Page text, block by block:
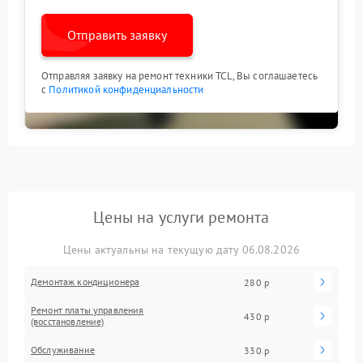
Отправить заявку
Отправляя заявку на ремонт техники TCL, Вы соглашаетесь
с Политикой конфиденциальности
Цены на услуги ремонта
Цены актуальны на текущую дату 06.08.2026
Демонтаж кондиционера 280 р
Ремонт платы управления
(восстановление)
430 р
Обслуживание 330 р